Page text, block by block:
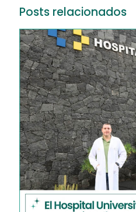
Posts relacionados